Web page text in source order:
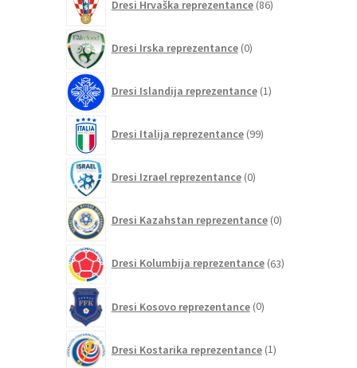
Dresi Hrvaška reprezentance 86izdelkov
Dresi Irska reprezentance 0izdelkov
Dresi Islandija reprezentance 1izdelek
Dresi Italija reprezentance 99izdelkov
Dresi Izrael reprezentance 0izdelkov
Dresi Kazahstan reprezentance 0izdelkov
Dresi Kolumbija reprezentance 63izdelkov
Dresi Kosovo reprezentance 0izdelkov
Dresi Kostarika reprezentance 1izdelek